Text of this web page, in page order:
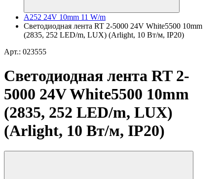
A252 24V 10mm 11 W/m
Светодиодная лента RT 2-5000 24V White5500 10mm
(2835, 252 LED/m, LUX) (Arlight, 10 Вт/м, IP20)
Арт.: 023555
Светодиодная лента RT 2-
5000 24V White5500 10mm
(2835, 252 LED/m, LUX)
(Arlight, 10 Вт/м, IP20)